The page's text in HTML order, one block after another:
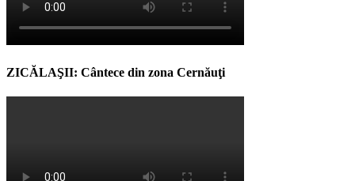
ZICĂLAŞII: Cântece din zona Cernăuţi